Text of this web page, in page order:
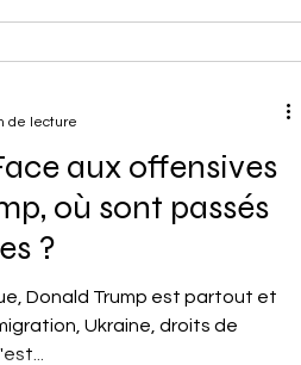
impuissant de cette lutte. Mais
aux offensives
où sont passés
?
Donald Trump est partout et
Ukraine, droits de
de lecture